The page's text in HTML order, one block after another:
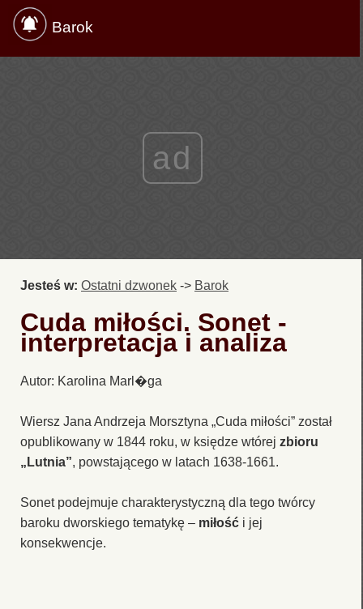
Barok
ad
Jesteś w: Ostatni dzwonek -> Barok
Cuda miłości. Sonet -
interpretacja i analiza
Autor: Karolina Marl�ga
Wiersz Jana Andrzeja Morsztyna „Cuda miłości” został
opublikowany w 1844 roku, w księdze wtórej zbioru
„Lutnia”, powstającego w latach 1638-1661.
Sonet podejmuje charakterystyczną dla tego twórcy
baroku dworskiego tematykę – miłość i jej
konsekwencje.